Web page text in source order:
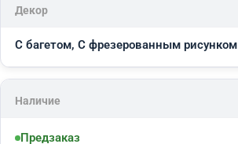
Декор
С багетом, С фрезерованным рисунком
Наличие
Предзаказ